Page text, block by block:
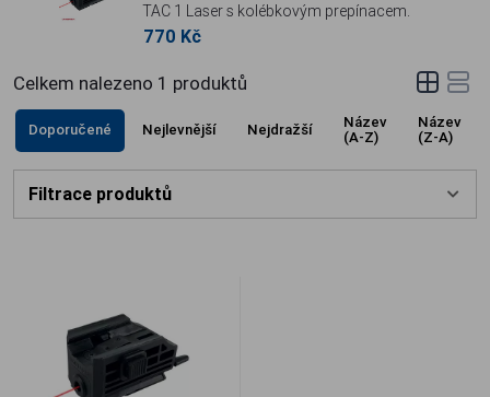
TAC 1 Laser s kolébkovým prepínacem.
770 Kč
Celkem nalezeno 1 produktů
Doporučené Nejlevnější Nejdražší
Název
(A-Z)
Název
(Z-A)
Filtrace produktů